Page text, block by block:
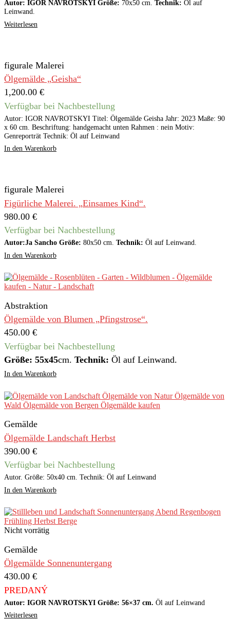
Autor: IGOR NAVROTSKYI Größe: 70x50 cm. Technik: Öl auf
Leinwand.
Weiterlesen
figurale Malerei
Ölgemälde „Geisha“
1,200.00 €
Verfügbar bei Nachbestellung
Autor: IGOR NAVROTSKYI Titel: Ölgemälde Geisha Jahr: 2023 Maße: 90
x 60 cm. Beschriftung: handgemacht unten Rahmen : nein Motiv:
Genreporträt Technik: Öl auf Leinwand
In den Warenkorb
figurale Malerei
Figürliche Malerei. „Einsames Kind“.
980.00 €
Verfügbar bei Nachbestellung
Autor:Ja Sancho Größe: 80x50 cm. Technik: Öl auf Leinwand.
In den Warenkorb
Abstraktion
Ölgemälde von Blumen „Pfingstrose“.
450.00 €
Verfügbar bei Nachbestellung
Größe: 55x45cm. Technik: Öl auf Leinwand.
In den Warenkorb
Gemälde
Ölgemälde Landschaft Herbst
390.00 €
Verfügbar bei Nachbestellung
Autor. Größe: 50x40 cm. Technik: Öl auf Leinwand
In den Warenkorb
Nicht vorrätig
Gemälde
Ölgemälde Sonnenuntergang
430.00 €
PREDANÝ
Autor: IGOR NAVROTSKYI Größe: 56×37 cm. Öl auf Leinwand
Weiterlesen